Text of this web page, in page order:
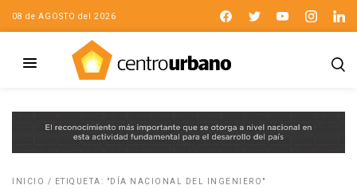
08 de AGOSTO del 2026
INICIO / ETIQUETA: "DÍA NACIONAL DEL INGENIERO"